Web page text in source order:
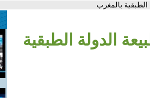
الطبقية بالمغرب
الدولة الطبقية